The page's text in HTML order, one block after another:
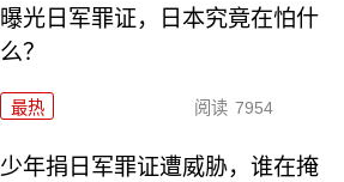
曝光日军罪证，日本究竟在怕什
么？
最热 阅读 7954
少年捐日军罪证遭威胁，谁在掩